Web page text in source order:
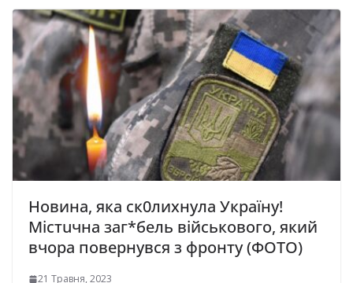
Новина, яка ск0лихнула Україну!
Містuчна заг*бель військового, який
вчора повеpнувся з фpонту (ФОТО)
21 Травня, 2023